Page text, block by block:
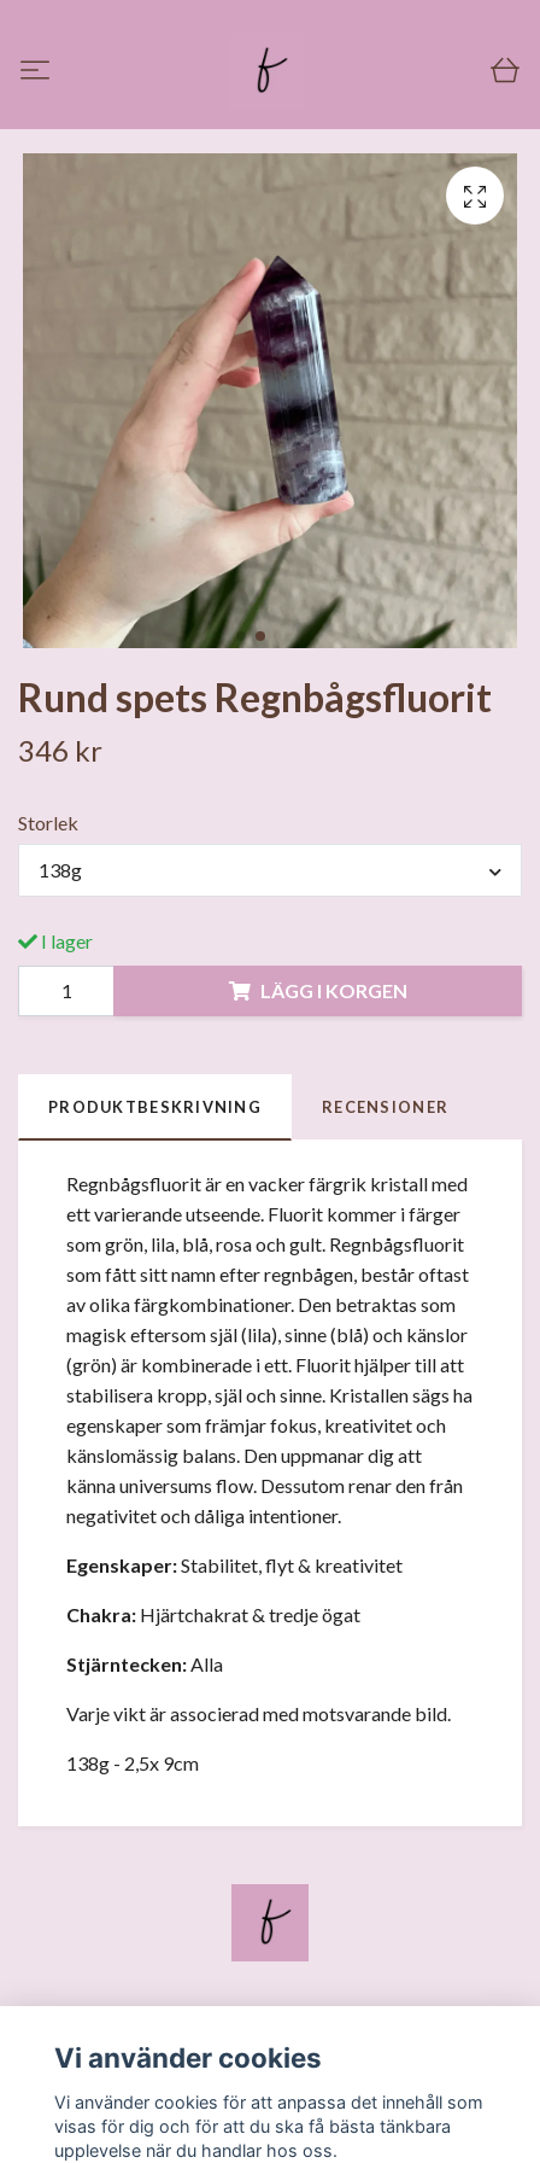
Rund spets Regnbågsfluorit
346 kr
Storlek
138g
I lager
LÄGG I KORGEN
PRODUKTBESKRIVNING RECENSIONER
Regnbågsfluorit är en vacker färgrik kristall med
ett varierande utseende. Fluorit kommer i färger
som grön, lila, blå, rosa och gult. Regnbågsfluorit
som fått sitt namn efter regnbågen, består oftast
av olika färgkombinationer. Den betraktas som
magisk eftersom själ (lila), sinne (blå) och känslor
(grön) är kombinerade i ett. Fluorit hjälper till att
stabilisera kropp, själ och sinne. Kristallen sägs ha
egenskaper som främjar fokus, kreativitet och
känslomässig balans. Den uppmanar dig att
känna universums flow. Dessutom renar den från
negativitet och dåliga intentioner.
Egenskaper:Stabilitet, flyt & kreativitet
Chakra: Hjärtchakrat & tredje ögat
Stjärntecken: Alla
Varje vikt är associerad med motsvarande bild.
138g - 2,5x 9cm
Kontakt
Köpvillkor
Vi använder cookies
Vi använder cookies för att anpassa det innehåll som
visas för dig och för att du ska få bästa tänkbara
upplevelse när du handlar hos oss.